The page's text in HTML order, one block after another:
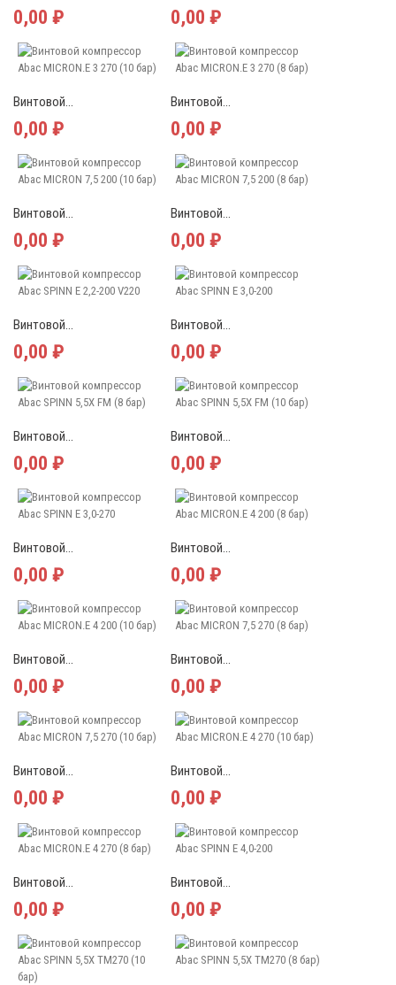
0,00 ₽ 0,00 ₽
Винтовой...
0,00 ₽
Винтовой...
0,00 ₽
Винтовой...
0,00 ₽
Винтовой...
0,00 ₽
Винтовой...
0,00 ₽
Винтовой...
0,00 ₽
Винтовой...
0,00 ₽
Винтовой...
0,00 ₽
Винтовой...
0,00 ₽
Винтовой...
0,00 ₽
Винтовой...
0,00 ₽
Винтовой...
0,00 ₽
Винтовой...
0,00 ₽
Винтовой...
0,00 ₽
Винтовой...
0,00 ₽
Винтовой...
0,00 ₽